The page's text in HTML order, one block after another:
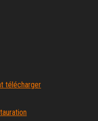
télécharger